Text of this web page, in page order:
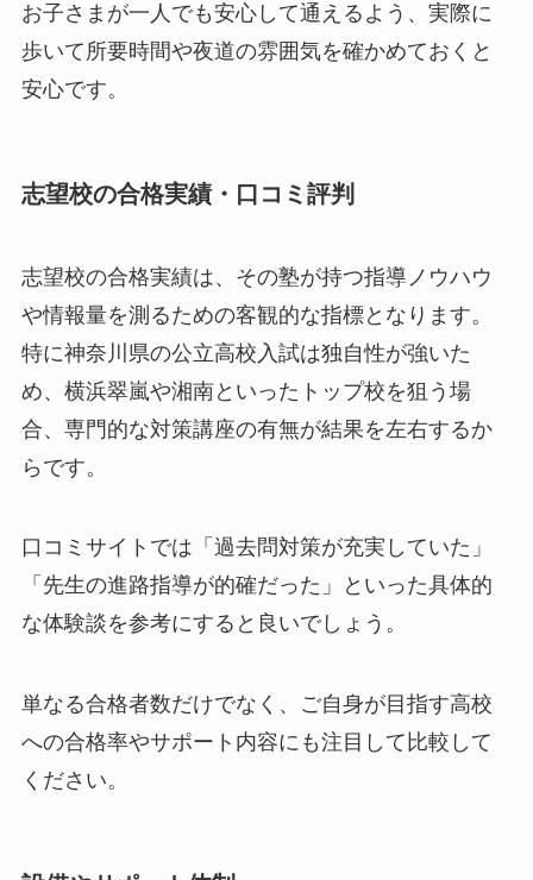
お子さまが一人でも安心して通えるよう、実際に
歩いて所要時間や夜道の雰囲気を確かめておくと
安心です。
志望校の合格実績・口コミ評判
志望校の合格実績は、その塾が持つ指導ノウハウ
や情報量を測るための客観的な指標となります。
特に神奈川県の公立高校入試は独自性が強いた
め、横浜翠嵐や湘南といったトップ校を狙う場
合、専門的な対策講座の有無が結果を左右するか
らです。
口コミサイトでは「過去問対策が充実していた」
「先生の進路指導が的確だった」といった具体的
な体験談を参考にすると良いでしょう。
単なる合格者数だけでなく、ご自身が目指す高校
への合格率やサポート内容にも注目して比較して
ください。